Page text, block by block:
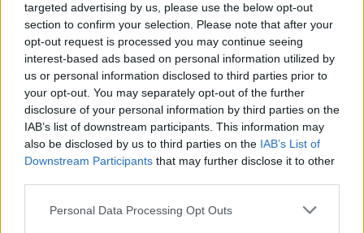
targeted advertising by us, please use the below opt-out
section to confirm your selection. Please note that after your
opt-out request is processed you may continue seeing
interest-based ads based on personal information utilized by
us or personal information disclosed to third parties prior to
your opt-out. You may separately opt-out of the further
disclosure of your personal information by third parties on the
IAB’s list of downstream participants. This information may
also be disclosed by us to third parties on the IAB’s List of
Downstream Participants that may further disclose it to other
Personal Data Processing Opt Outs
Prevención de los quistes de ovario
Tomar medicamentos que contienen hormonas (como
las píldoras anticonceptivas) hacen que la ovulación
pare. No obstante, muchas mujeres que toman dosis
bajas de anticonceptivos orales pueden ovular aún así.
Aunque no ha habido ningún estudio que demuestre
que las píldoras anticonceptivas orales reduzcan la
formación de los quistes de ovario, muchos médicos
siguen recetando este régimen.
¿Cuándo debo de llamar a mi